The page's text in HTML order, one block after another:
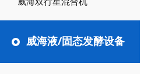
威海液/固态发酵设备